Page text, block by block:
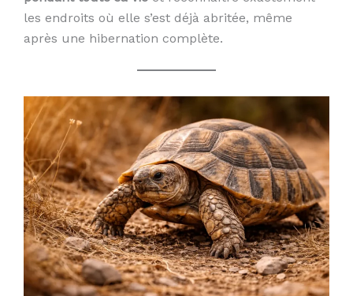
les endroits où elle s’est déjà abritée, même
après une hibernation complète.